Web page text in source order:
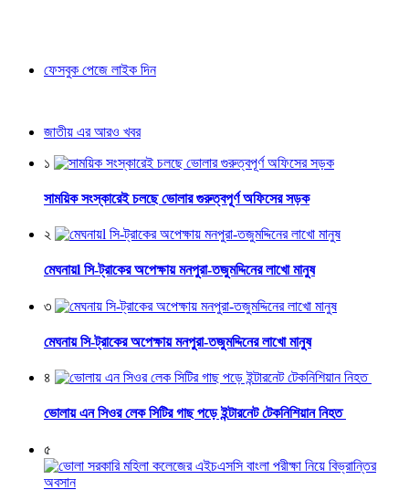
ফেসবুক পেজে লাইক দিন
জাতীয় এর আরও খবর
১
সাময়িক সংস্কারেই চলছে ভোলার গুরুত্বপূর্ণ অফিসের সড়ক
২
মেঘনায়l সি-ট্রাকের অপেক্ষায় মনপুরা-তজুমদ্দিনের লাখো মানুষ
৩
মেঘনায় সি-ট্রাকের অপেক্ষায় মনপুরা-তজুমদ্দিনের লাখো মানুষ
৪
ভোলায় এন সিওর লেক সিটির গাছ পড়ে ইন্টারনেট টেকনিশিয়ান নিহত
৫